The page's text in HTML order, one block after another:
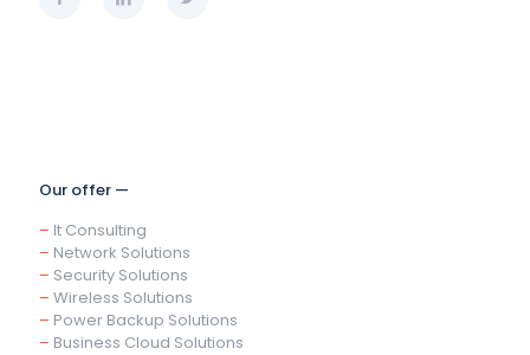
Our offer —
– It Consulting
– Network Solutions
– Security Solutions
– Wireless Solutions
– Power Backup Solutions
– Business Cloud Solutions